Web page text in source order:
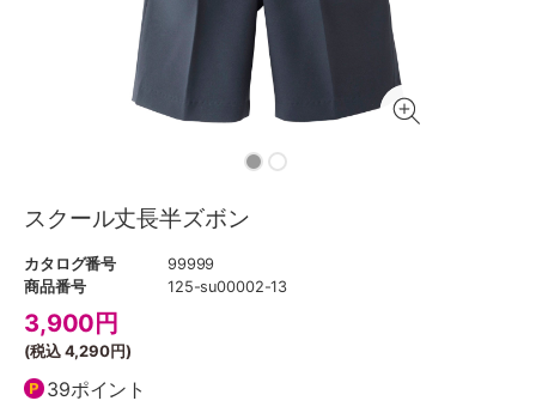
スクール丈長半ズボン
カタログ番号
99999
商品番号
125-su00002-13
3,900 円
(税込4,290円)
39ポイント